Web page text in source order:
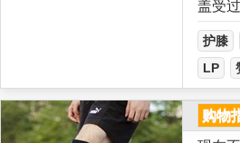
盖受
护膝
LP
购物